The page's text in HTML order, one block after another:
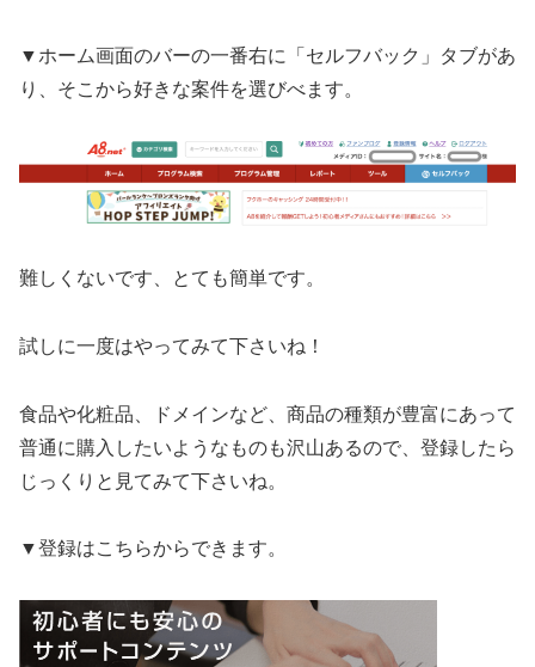
▼ホーム画面のバーの一番右に「セルフバック」タブがあ
り、そこから好きな案件を選びべます。
難しくないです、とても簡単です。
試しに一度はやってみて下さいね！
食品や化粧品、ドメインなど、商品の種類が豊富にあって
普通に購入したいようなものも沢山あるので、登録したら
じっくりと見てみて下さいね。
▼登録はこちらからできます。